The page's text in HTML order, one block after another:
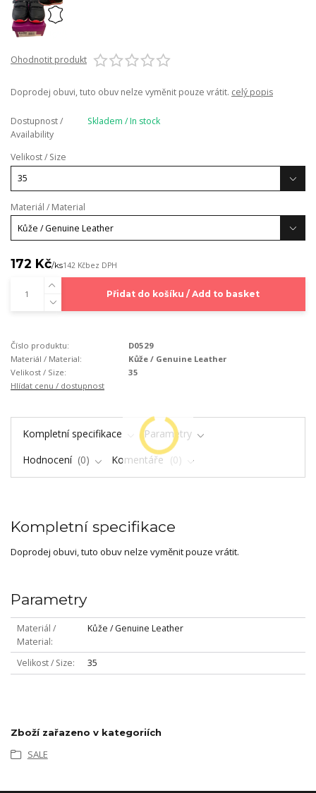
Ohodnotit produkt
Doprodej obuvi, tuto obuv nelze vyměnit pouze vrátit. celý popis
Dostupnost /
Availability
Skladem / In stock
Velikost / Size
Materiál / Material
172 Kč/ks142 Kčbez DPH
Přidat do košíku / Add to basket
Číslo produktu:
D0529
Materiál / Material:
Kůže / Genuine Leather
Velikost / Size:
35
Hlídat cenu / dostupnost
Kompletní specifikace
Parametry
Hodnocení
0 Komentáře 0
Kompletní specifikace
Doprodej obuvi, tuto obuv nelze vyměnit pouze vrátit.
Parametry
Materiál /
Material
Kůže / Genuine Leather
Velikost / Size 35
Zboží zařazeno v kategoriích
SALE